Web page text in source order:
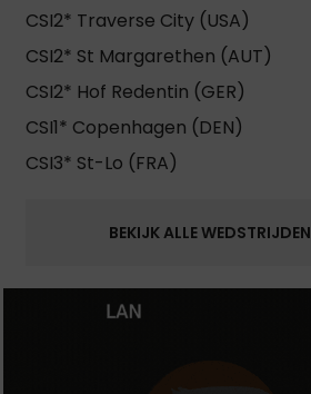
CSI2* Traverse City (USA)
CSI2* St Margarethen (AUT)
CSI2* Hof Redentin (GER)
CSI1* Copenhagen (DEN)
CSI3* St-Lo (FRA)
BEKIJK ALLE WEDSTRIJDEN